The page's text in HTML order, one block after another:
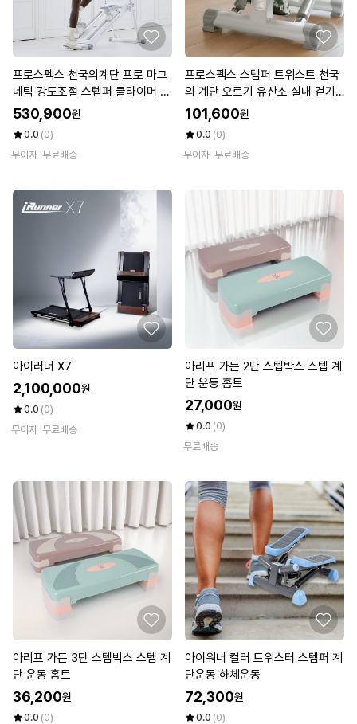
프로스펙스 천국의계단 프로 마그
네틱 강도조절 스텝퍼 클라이머 스
텝밀 가정용 운동기구
530,900원
0.0 (0)
무이자 무료배송
프로스펙스 스텝퍼 트위스트 천국
의 계단 오르기 유산소 실내 걷기
홈트 운동기구
101,600원
0.0 (0)
무이자 무료배송
아이러너 X7
2,100,000원
0.0 (0)
무이자 무료배송
아리프 가든 2단 스텝박스 스텝 계
단 운동 홈트
27,000원
0.0 (0)
무료배송
아리프 가든 3단 스텝박스 스텝 계
단 운동 홈트
36,200원
0.0 (0)
아이워너 컬러 트위스터 스텝퍼 계
단운동 하체운동
72,300원
0.0 (0)